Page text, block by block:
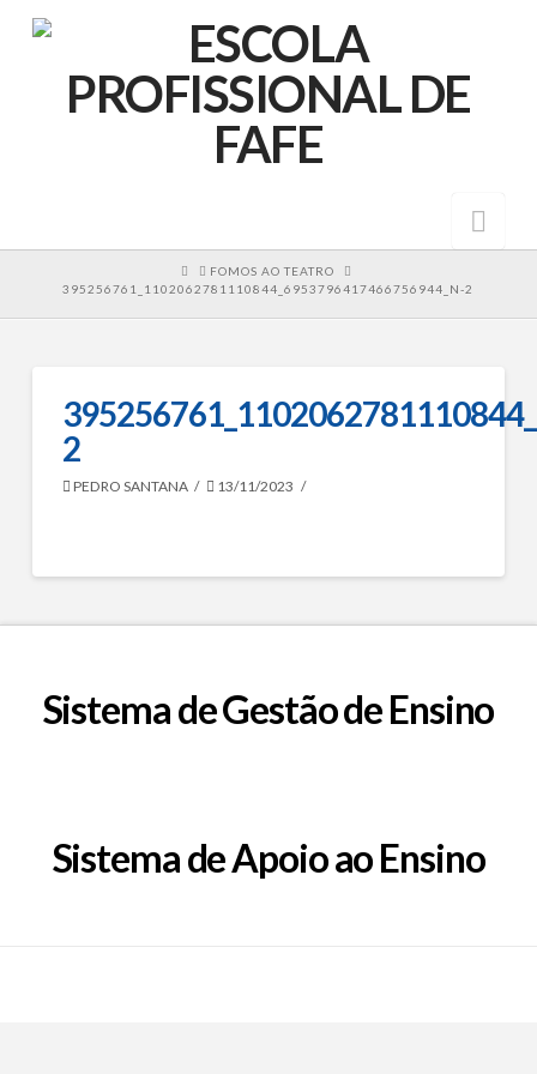
HOMEFOMOS AO TEATRO
395256761_1102062781110844_6953796417466756944_N-2
2
PEDRO SANTANA 13/11/2023
Sistema de Gestão de Ensino
Sistema de Apoio ao Ensino